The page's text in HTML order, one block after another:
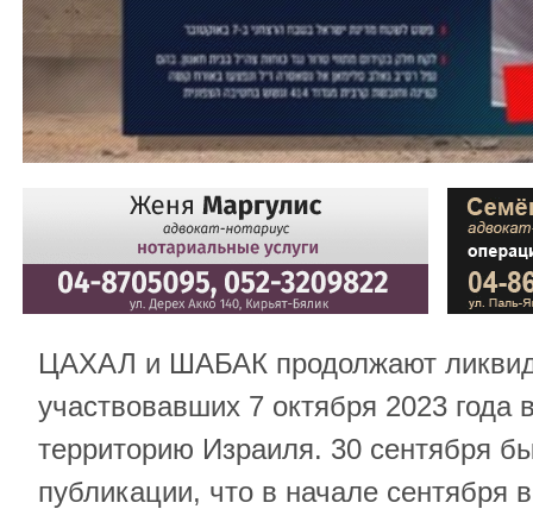
ЦАХАЛ и ШАБАК продолжают
участвовавших 7 октября 2023 года
территорию Израиля. 30 сентября
публикации, что в начале сентября